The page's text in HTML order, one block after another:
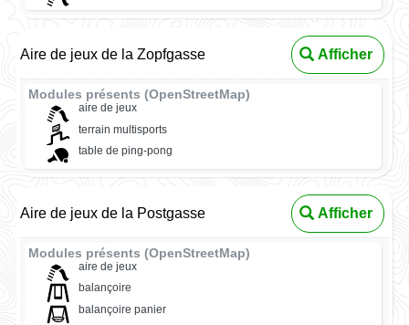
Aire de jeux de la Zopfgasse Afficher
Modules présents (OpenStreetMap)
aire de jeux
terrain multisports
table de ping-pong
Aire de jeux de la Postgasse Afficher
Modules présents (OpenStreetMap)
aire de jeux
balançoire
balançoire panier